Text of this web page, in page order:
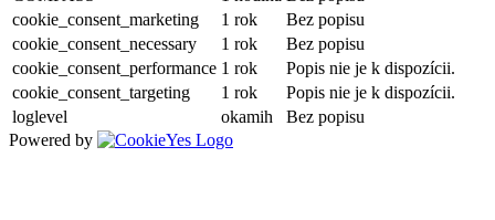
cookie_consent_marketing
1 rok
Bez popisu
cookie_consent_necessary
1 rok
Bez popisu
cookie_consent_performance 1 rok
Popis nie je k dispozícii.
cookie_consent_targeting
1 rok
Popis nie je k dispozícii.
loglevel
okamih
Bez popisu
Powered by